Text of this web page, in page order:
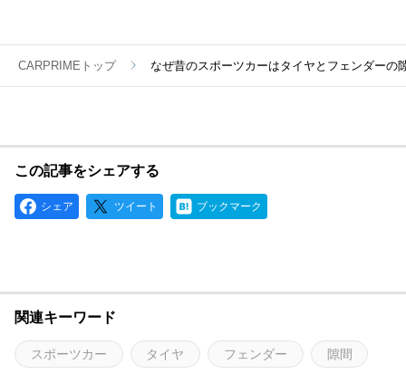
CARPRIMEトップ なぜ昔のスポーツカーはタイヤとフェンダーの
この記事をシェアする
シェア ツイート ブックマーク
関連キーワード
スポーツカー タイヤ フェンダー 隙間